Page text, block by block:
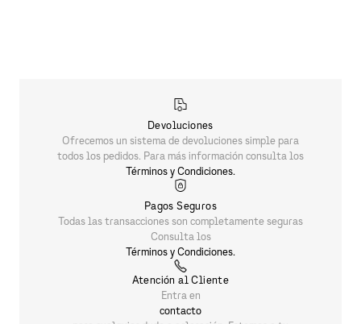
Devoluciones
Ofrecemos un sistema de devoluciones simple para
todos los pedidos. Para más información consulta los
Términos y Condiciones.
Pagos Seguros
Todas las transacciones son completamente seguras
Consulta los
Términos y Condiciones.
Atención al Cliente
Entra en
contacto